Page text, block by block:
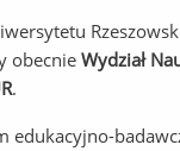
obecnie Wydział
.
edukacyjno-